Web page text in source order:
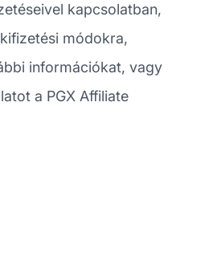
kapcsolatban,
módokra,
információkat, vagy
a PGX Affiliate